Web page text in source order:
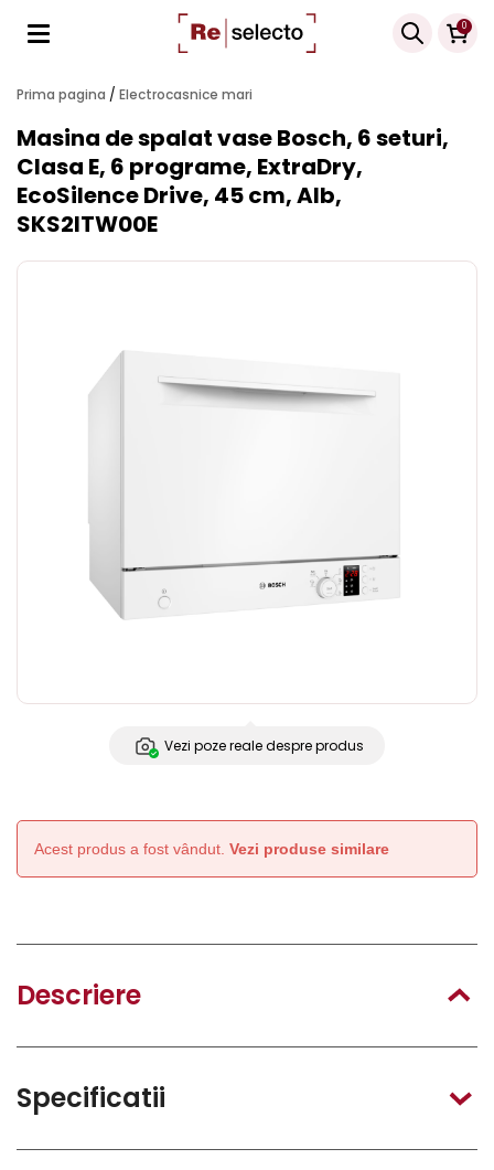
0
Products
search
Prima pagina / Electrocasnice mari
Masina de spalat vase Bosch, 6 seturi,
Clasa E, 6 programe, ExtraDry,
EcoSilence Drive, 45 cm, Alb,
SKS2ITW00E
Vezi poze reale despre produs
Acest produs a fost vândut. Vezi produse similare
Descriere
Specificatii